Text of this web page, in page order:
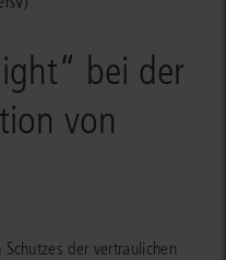
bei der
von
der vertraulichen